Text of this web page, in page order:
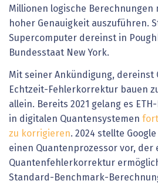
Millionen logische
hoher Genauigkeit auszuführen.
Supercomputer dereinst in
Bundesstaat New York.
Mit seiner Ankündigung, dereinst
Echtzeit-Fehlerkorrektur bauen
allein. Bereits 2021 gelang es
in digitalen Quantensystemen
zu korrigieren. 2024 stellte
einen Quantenprozessor vor, der
Quantenfehlerkorrektur
Standard-Benchmark-